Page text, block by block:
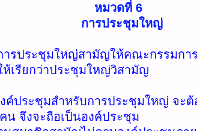
หมวดที่ 6
การประชุมใหญ่
ใหญ่สามัญให้คณะกรรมการจัด
เรียกว่าประชุมใหญ่วิสามัญ
สำหรับการประชุมใหญ่ จะต้อง
น จึงจะถือเป็นองค์ประชุม